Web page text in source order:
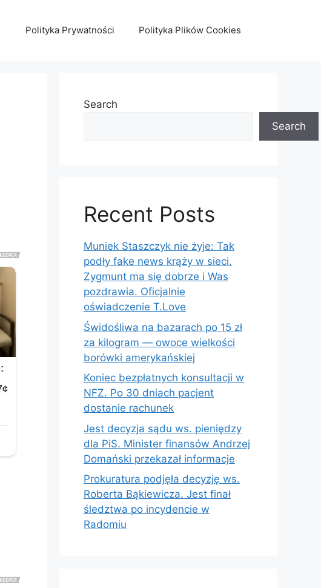
Polityka Prywatności Polityka Plików Cookies
Search
Search
Recent Posts
Muniek Staszczyk nie żyje: Tak
podły fake news krąży w sieci.
Zygmunt ma się dobrze i Was
pozdrawia. Oficjalnie
oświadczenie T.Love
Świdośliwa na bazarach po 15 zł
za kilogram — owoce wielkości
borówki amerykańskiej
Koniec bezpłatnych konsultacji w
NFZ. Po 30 dniach pacjent
dostanie rachunek
Jest decyzja sądu ws. pieniędzy
dla PiS. Minister finansów Andrzej
Domański przekazał informacje
Prokuratura podjęła decyzję ws.
Roberta Bąkiewicza. Jest finał
śledztwa po incydencie w
Radomiu